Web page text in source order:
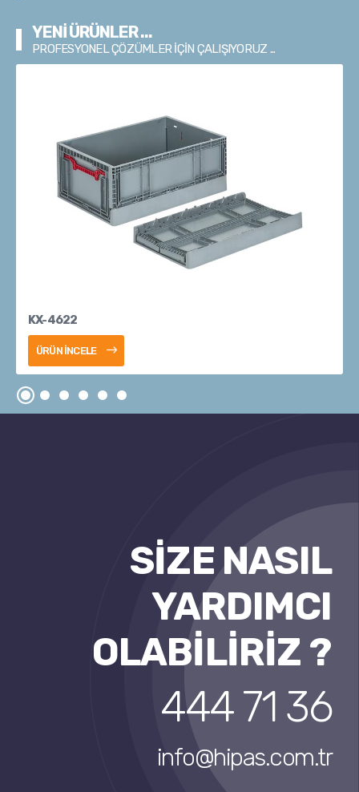
YENİ ÜRÜNLER ...
PROFESYONEL ÇÖZÜMLER İÇİN ÇALIŞIYORUZ ...
KX-4622
ÜRÜN İNCELE
SİZE NASIL
YARDIMCI
OLABİLİRİZ ?
444 71 36
info@hipas.com.tr